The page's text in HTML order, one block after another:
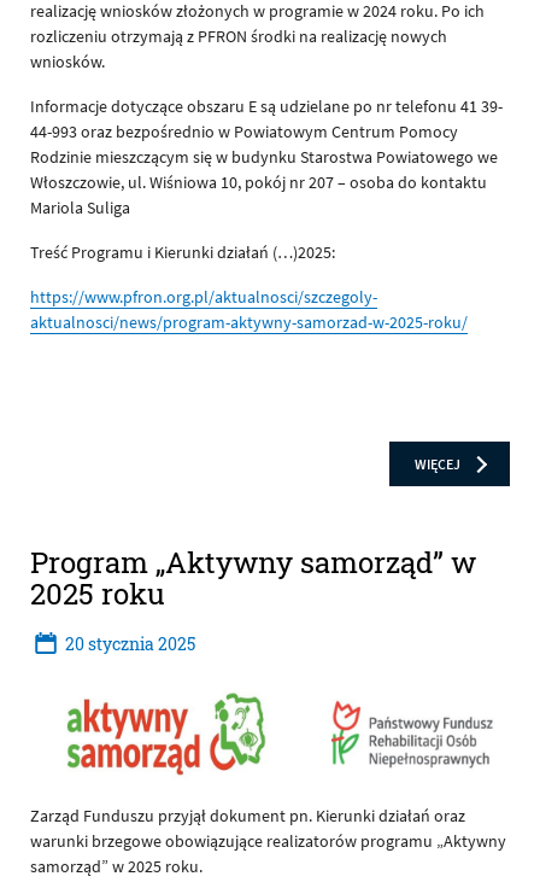
realizację wniosków złożonych w programie w 2024 roku. Po ich
rozliczeniu otrzymają z PFRON środki na realizację nowych
wniosków.
Informacje dotyczące obszaru E są udzielane po nr telefonu 41 39-
44-993 oraz bezpośrednio w Powiatowym Centrum Pomocy
Rodzinie mieszczącym się w budynku Starostwa Powiatowego we
Włoszczowie, ul. Wiśniowa 10, pokój nr 207 – osoba do kontaktu
Mariola Suliga
Treść Programu i Kierunki działań (…)2025:
https://www.pfron.org.pl/aktualnosci/szczegoly-
aktualnosci/news/program-aktywny-samorzad-w-2025-roku/
CZYTAJ
WIĘCEJ O: OBSZAR
Program „Aktywny samorząd” w
2025 roku
20stycznia2025
Zarząd Funduszu przyjął dokument pn. Kierunki działań oraz
warunki brzegowe obowiązujące realizatorów programu „Aktywny
samorząd” w 2025 roku.